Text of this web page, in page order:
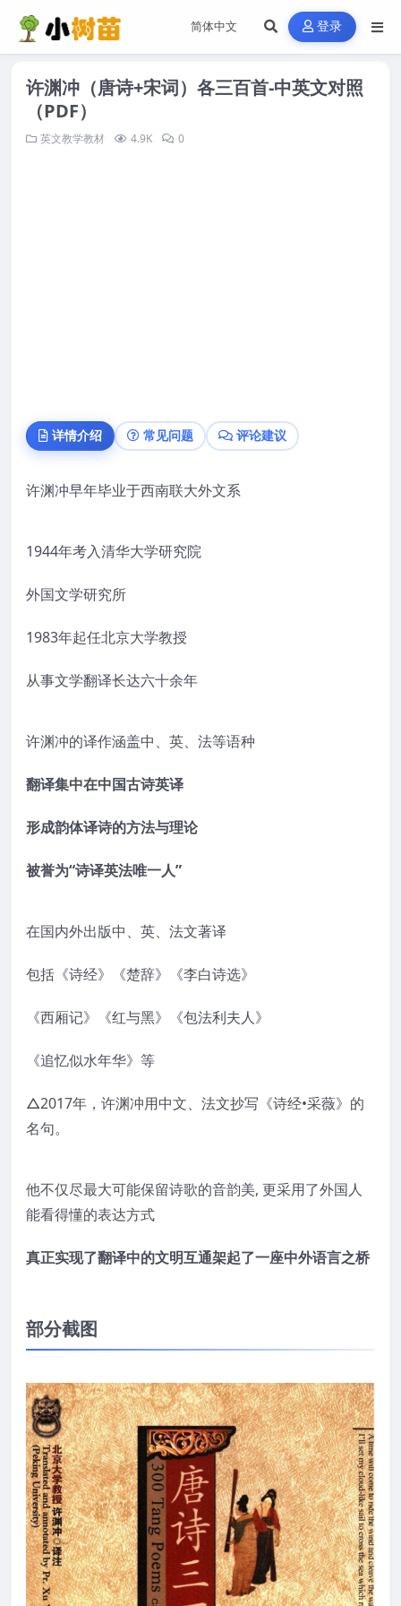
登录
许渊冲（唐诗+宋词）各三百首-中英文对照
（PDF）
英文教学教材 4.9K 0
详情介绍 常见问题 评论建议
许渊冲早年毕业于西南联大外文系
1944年考入清华大学研究院
外国文学研究所
1983年起任北京大学教授
从事文学翻译长达六十余年
许渊冲的译作涵盖中、英、法等语种
翻译集中在中国古诗英译
形成韵体译诗的方法与理论
被誉为“诗译英法唯一人”
在国内外出版中、英、法文著译
包括《诗经》《楚辞》《李白诗选》
《西厢记》《红与黑》《包法利夫人》
《追忆似水年华》等
△2017年，许渊冲用中文、法文抄写《诗经•采薇》的
名句。
他不仅尽最大可能保留诗歌的音韵美, 更采用了外国人
能看得懂的表达方式
真正实现了翻译中的文明互通架起了一座中外语言之桥
部分截图